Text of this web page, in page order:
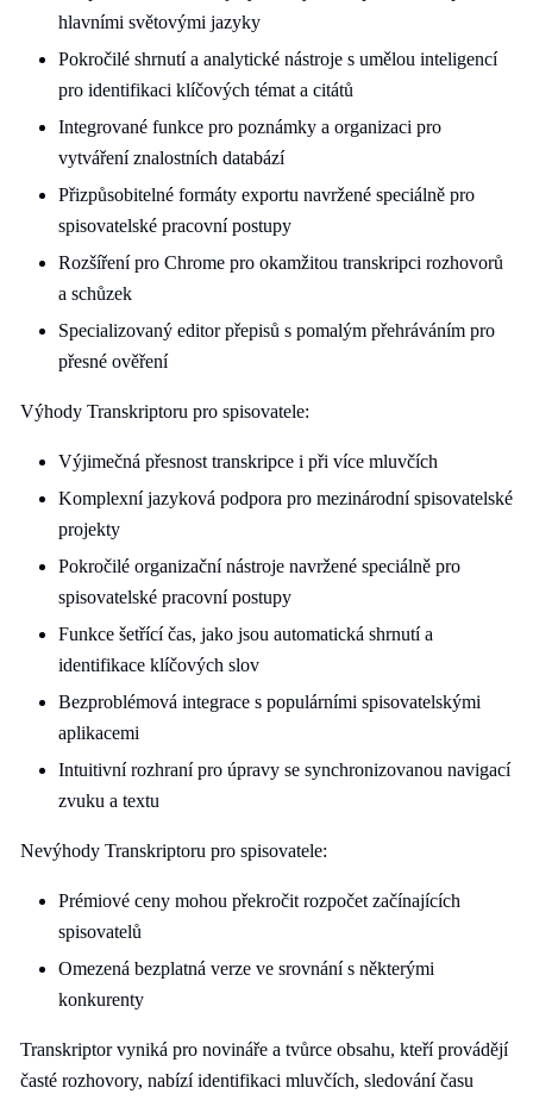
hlavními světovými jazyky
Pokročilé shrnutí a analytické nástroje s umělou inteligencí
pro identifikaci klíčových témat a citátů
Integrované funkce pro poznámky a organizaci pro
vytváření znalostních databází
Přizpůsobitelné formáty exportu navržené speciálně pro
spisovatelské pracovní postupy
Rozšíření pro Chrome pro okamžitou transkripci rozhovorů
a schůzek
Specializovaný editor přepisů s pomalým přehráváním pro
přesné ověření
Výhody Transkriptoru pro spisovatele:
Výjimečná přesnost transkripce i při více mluvčích
Komplexní jazyková podpora pro mezinárodní spisovatelské
projekty
Pokročilé organizační nástroje navržené speciálně pro
spisovatelské pracovní postupy
Funkce šetřící čas, jako jsou automatická shrnutí a
identifikace klíčových slov
Bezproblémová integrace s populárními spisovatelskými
aplikacemi
Intuitivní rozhraní pro úpravy se synchronizovanou navigací
zvuku a textu
Nevýhody Transkriptoru pro spisovatele:
Prémiové ceny mohou překročit rozpočet začínajících
spisovatelů
Omezená bezplatná verze ve srovnání s některými
konkurenty
Transkriptor vyniká pro novináře a tvůrce obsahu, kteří provádějí
časté rozhovory, nabízí identifikaci mluvčích, sledování času